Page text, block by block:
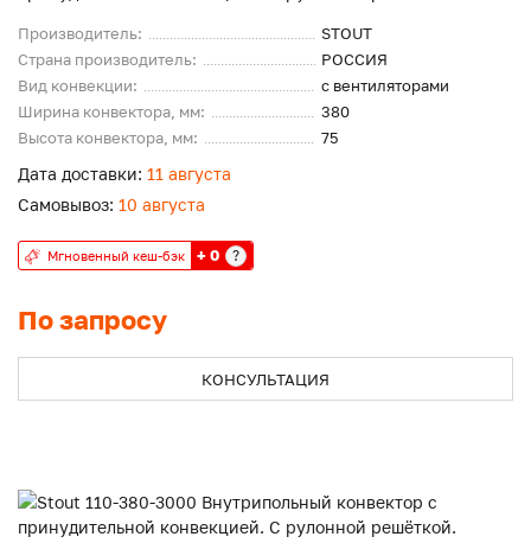
Производитель:
STOUT
Страна производитель:
РОССИЯ
Вид конвекции:
с вентиляторами
Ширина конвектора, мм:
380
Высота конвектора, мм:
75
По запросу
Дата доставки: 11 августа
Самовывоз: 10 августа
Мгновенный кеш-бэк + 0 ?
КОНСУЛЬТАЦИЯ